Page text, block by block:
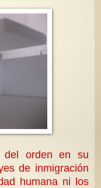
del orden en su
de inmigración
humana ni los